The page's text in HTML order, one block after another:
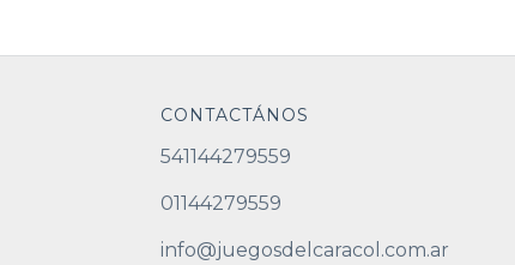
CONTACTÁNOS
541144279559
01144279559
info@juegosdelcaracol.com.ar